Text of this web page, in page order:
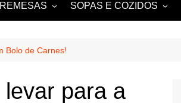
E TORTAS
SOPAS E COZIDOS
GUISADOS
Bolo de Carnes!
para a